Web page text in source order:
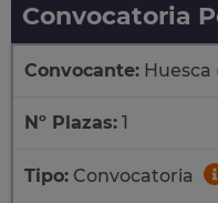
Convocatoria
Convocante: Huesca
Nº Plazas: 1
Tipo: Convocatoria